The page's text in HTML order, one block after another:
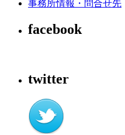
事務所情報・問合せ先
facebook
twitter